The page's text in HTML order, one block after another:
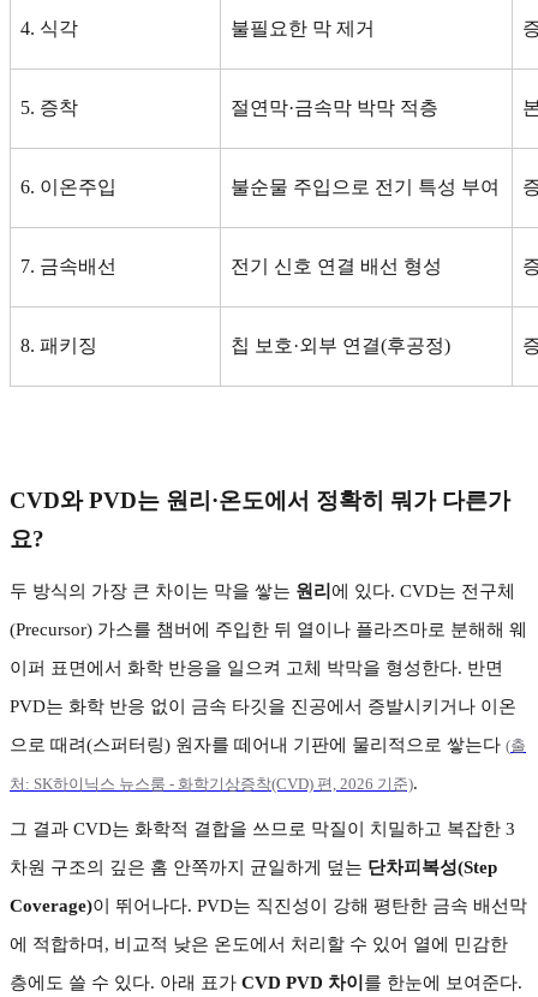
4. 식각 불필요한 막 제거
5. 증착 절연막·금속막 박막 적층
6. 이온주입 불순물 주입으로 전기 특성 부여
7. 금속배선 전기 신호 연결 배선 형성
8. 패키징 칩 보호·외부 연결(후공정)
CVD와PVD는 원리 ·온도에서 정확히 뭐가 다른가
요?
두 방식의 가장 큰 차이는 막을 쌓는 원리 에 있다. CVD는 전구체
(Precursor) 가스를 챔버에 주입한 뒤 열이나 플라즈마로 분해해 웨
이퍼 표면에서 화학 반응을 일으켜 고체 박막을 형성한다. 반면
PVD는 화학 반응 없이 금속 타깃을 진공에서 증발시키거나 이온
으로 때려(스퍼터링) 원자를 떼어내 기판에 물리적으로 쌓는다 (출
처: SK하이닉스 뉴스룸 - 화학기상증착(CVD) 편, 2026 기준).
그 결과 CVD는 화학적 결합을 쓰므로 막질이 치밀하고 복잡한 3
차원 구조의 깊은 홈 안쪽까지 균일하게 덮는 단차피복성(Step
Coverage)이 뛰어나다. PVD는 직진성이 강해 평탄한 금속 배선막
에 적합하며 , 비교적 낮은 온도에서 처리할 수 있어 열에 민감한
층에도 쓸 수 있다. 아래 표가 CVD PVD 차이 를 한눈에 보여준다.